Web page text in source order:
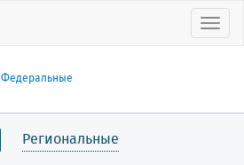
Федеральные
Региональные